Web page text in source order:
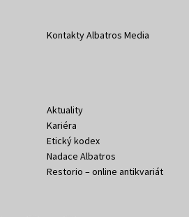
Kontakty Albatros Media
Aktuality
Kariéra
Etický kodex
Nadace Albatros
Restorio – online antikvariát